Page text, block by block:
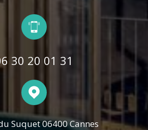
30 20 01 31
Suquet 06400 Cannes